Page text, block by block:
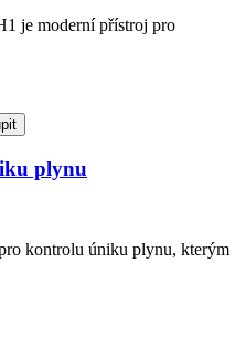
je moderní přístroj pro
plynu
kontrolu úniku plynu, kterým